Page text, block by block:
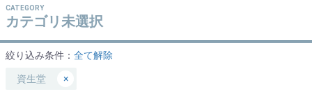
CATEGORY
カテゴリ未選択
絞り込み条件： 全て解除
資生堂 ×